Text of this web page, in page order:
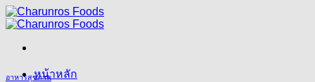
Skip
to
หน้าหลัก
อาหารสุขภาพ